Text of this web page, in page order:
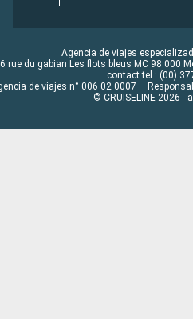
Agencia de viajes
rue du gabian Les flots bleus MC 98 000
contact tel : (00)
de viajes n° 006 02 0007 –
© CRUISELINE 2026 -